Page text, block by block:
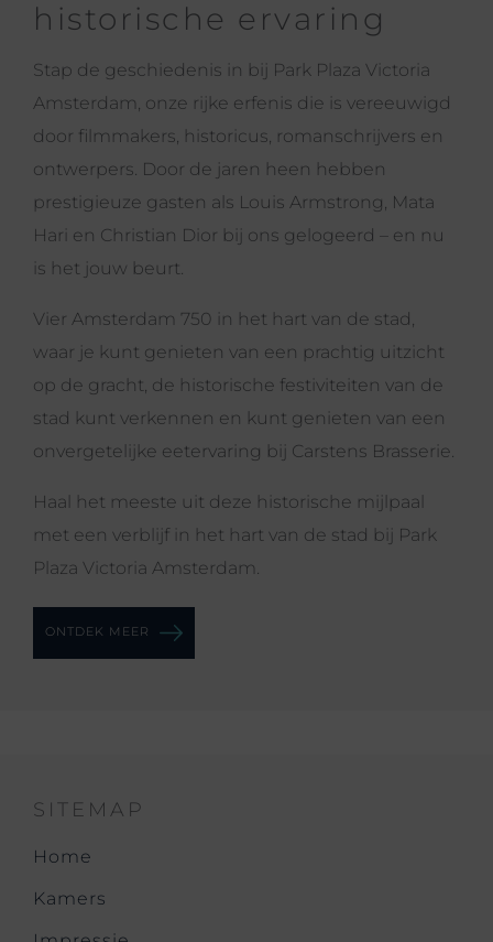
historische ervaring
Stap de geschiedenis in bij Park Plaza Victoria
Amsterdam, onze rijke erfenis die is vereeuwigd
door filmmakers, historicus, romanschrijvers en
ontwerpers. Door de jaren heen hebben
prestigieuze gasten als Louis Armstrong, Mata
Hari en Christian Dior bij ons gelogeerd – en nu
is het jouw beurt.
Vier Amsterdam 750 in het hart van de stad,
waar je kunt genieten van een prachtig uitzicht
op de gracht, de historische festiviteiten van de
stad kunt verkennen en kunt genieten van een
onvergetelijke eetervaring bij Carstens Brasserie.
Haal het meeste uit deze historische mijlpaal
met een verblijf in het hart van de stad bij Park
Plaza Victoria Amsterdam.
ONTDEK MEER
SITEMAP
Home
Kamers